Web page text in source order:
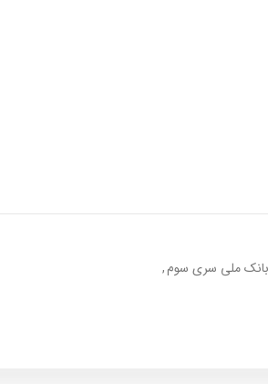
ملی سری سوم,